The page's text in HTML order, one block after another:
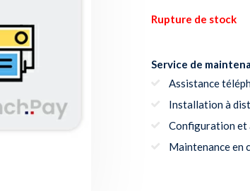
Rupture de stock
Service de
Assistance
Installation à
Configuration
Maintenance en